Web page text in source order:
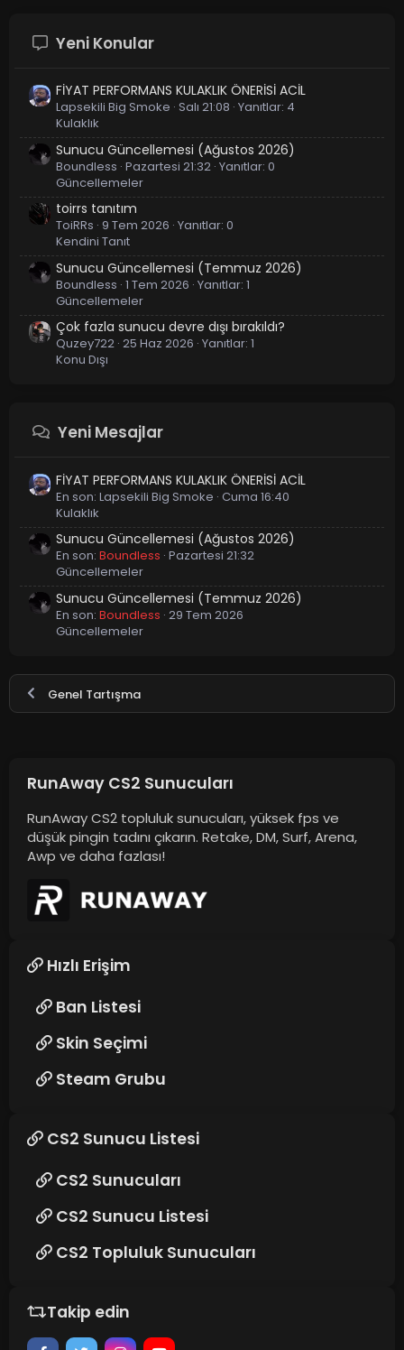
Yeni Konular
FİYAT PERFORMANS KULAKLIK ÖNERİSİ ACİL
Lapsekili Big Smoke Salı 21:08 Yanıtlar: 4
Kulaklık
Sunucu Güncellemesi (Ağustos 2026)
Boundless Pazartesi 21:32 Yanıtlar: 0
Güncellemeler
toirrs tanıtım
ToiRRs 9 Tem 2026 Yanıtlar: 0
Kendini Tanıt
Sunucu Güncellemesi (Temmuz 2026)
Boundless 1 Tem 2026 Yanıtlar: 1
Güncellemeler
Çok fazla sunucu devre dışı bırakıldı?
Quzey722 25 Haz 2026 Yanıtlar: 1
Konu Dışı
Yeni Mesajlar
FİYAT PERFORMANS KULAKLIK ÖNERİSİ ACİL
En son: Lapsekili Big Smoke Cuma 16:40
Kulaklık
Sunucu Güncellemesi (Ağustos 2026)
En son: Boundless Pazartesi 21:32
Güncellemeler
Sunucu Güncellemesi (Temmuz 2026)
En son: Boundless 29 Tem 2026
Güncellemeler
Genel Tartışma
RunAway CS2 Sunucuları
RunAway CS2 topluluk sunucuları, yüksek fps ve
düşük pingin tadını çıkarın. Retake, DM, Surf, Arena,
Awp ve daha fazlası!
Hızlı Erişim
Ban Listesi
Skin Seçimi
Steam Grubu
CS2 Sunucu Listesi
CS2 Sunucuları
CS2 Sunucu Listesi
CS2 Topluluk Sunucuları
Takip edin